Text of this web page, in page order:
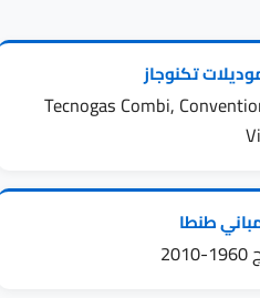
تكنوجاز
Tecnogas Combi,
طنطا